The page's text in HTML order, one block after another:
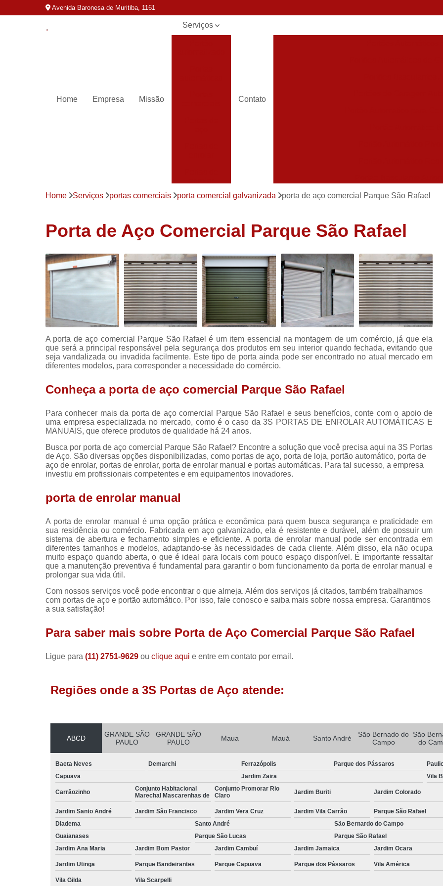
Avenida Baronesa de Muritiba, 1161
Home Empresa Missão
Serviços
Portas
Portas rolo
automáticas
Portões
automáticos
Portões de
aço
Contato
Portão de Correr
Porta Aço Automática Loja
Porta
Porta Automática para Loja
Porta
Porta Comercial
Porta
Porta Comercial de Enrolar
Porta
Porta de Enrolar Comercial
Porta de Ferro Comercial
Porta de
Porta de Aço Automatizada
Porta
Porta de
Porta de Aço Resistente
Porta de Enrolar com Portinhola
Porta de
Porta Enrolar
Porta Enrolar Aço
Porta de Enrolar Automatizada
Porta de Enrolar de Aço
Porta de Enrolar Motorizada Residencial
Porta de Aço Loja
Porta de Aço para Loja
Porta de Rolo para Loja
Porta Loja
Porta Rolante Automatizada
Porta Rolo Automática Industrial
Porta Rolo Automática
Porta Rolo de Aço Automática
Porta Rolo Motorizada
Portão
Portão Automático Aço
Portão Automático Comercial
Portão Automático de Garagem
Portão Automático Duas Bandas
Portão
Home Serviços portas comerciais porta comercial galvanizada porta de aço comercial Parque São Rafael
Porta de Aço Comercial Parque São Rafael
A porta de aço comercial Parque São Rafael é um item essencial na montagem de um comércio, já que ela
que será a principal responsável pela segurança dos produtos em seu interior quando fechada, evitando que
seja vandalizada ou invadida facilmente. Este tipo de porta ainda pode ser encontrado no atual mercado em
diferentes modelos, para corresponder a necessidade do comércio.
Conheça a porta de aço comercial Parque São Rafael
Para conhecer mais da porta de aço comercial Parque São Rafael e seus benefícios, conte com o apoio de
uma empresa especializada no mercado, como é o caso da 3S PORTAS DE ENROLAR AUTOMÁTICAS E
MANUAIS, que oferece produtos de qualidade há 24 anos.
Busca por porta de aço comercial Parque São Rafael? Encontre a solução que você precisa aqui na 3S Portas
de Aço. São diversas opções disponibilizadas, como portas de aço, porta de loja, portão automático, porta de
aço de enrolar, portas de enrolar, porta de enrolar manual e portas automáticas. Para tal sucesso, a empresa
investiu em profissionais competentes e em equipamentos inovadores.
porta de enrolar manual
A porta de enrolar manual é uma opção prática e econômica para quem busca segurança e praticidade em
sua residência ou comércio. Fabricada em aço galvanizado, ela é resistente e durável, além de possuir um
sistema de abertura e fechamento simples e eficiente. A porta de enrolar manual pode ser encontrada em
diferentes tamanhos e modelos, adaptando-se às necessidades de cada cliente. Além disso, ela não ocupa
muito espaço quando aberta, o que é ideal para locais com pouco espaço disponível. É importante ressaltar
que a manutenção preventiva é fundamental para garantir o bom funcionamento da porta de enrolar manual e
prolongar sua vida útil.
Com nossos serviços você pode encontrar o que almeja. Além dos serviços já citados, também trabalhamos
com portas de aço e portão automático. Por isso, fale conosco e saiba mais sobre nossa empresa. Garantimos
a sua satisfação!
Para saber mais sobre Porta de Aço Comercial Parque São Rafael
Ligue para (11) 2751-9629 ou clique aqui e entre em contato por email.
Regiões onde a 3S Portas de Aço atende:
ABCD
GRANDE SÃO
PAULO
GRANDE SÃO
PAULO
Maua Mauá Santo André
São Bernado do
Campo
São
do
Baeta Neves Demarchi Ferrazópolis Parque dos Pássaros
Capuava
Jardim Zaira Vila
Carrãozinho
Conjunto Habitacional
Marechal Mascarenhas de
Conjunto Promorar Rio
Claro
Jardim Buriti Jardim Colorado
Jardim Santo André Jardim São Francisco Jardim Vera Cruz Jardim Vila Carrão Parque São Rafael
Diadema
Santo André São Bernardo do Campo
Guaianases
Parque São Lucas Parque São Rafael
Jardim Ana Maria
Jardim Bom Pastor Jardim Cambuí Jardim Jamaica Jardim Ocara
Jardim Utinga Parque Bandeirantes Parque Capuava Parque dos Pássaros Vila América
Vila Gilda Vila Scarpelli